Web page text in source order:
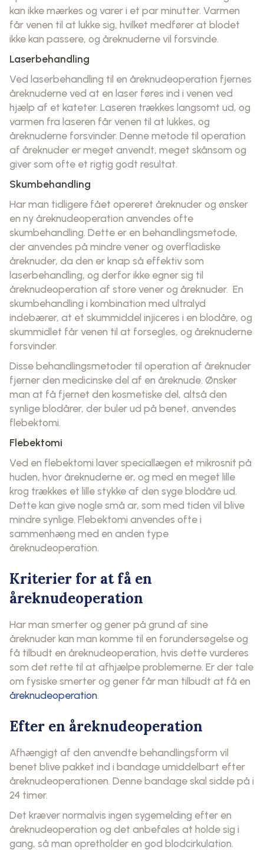
kan ikke mærkes og varer i et par minutter. Varmen
får venen til at lukke sig, hvilket medfører at blodet
ikke kan passere, og åreknuderne vil forsvinde.
Laserbehandling
Ved laserbehandling til en åreknudeoperation fjernes
åreknuderne ved at en laser føres ind i venen ved
hjælp af et kateter. Laseren trækkes langsomt ud, og
varmen fra laseren får venen til at lukkes, og
åreknuderne forsvinder. Denne metode til operation
af åreknuder er meget anvendt, meget skånsom og
giver som ofte et rigtig godt resultat.
Skumbehandling
Har man tidligere fået opereret åreknuder og ønsker
en ny åreknudeoperation anvendes ofte
skumbehandling. Dette er en behandlingsmetode,
der anvendes på mindre vener og overfladiske
åreknuder, da den er knap så effektiv som
laserbehandling, og derfor ikke egner sig til
åreknudeoperation af store vener og åreknuder. En
skumbehandling i kombination med ultralyd
indebærer, at et skummiddel injiceres i en blodåre, og
skummidlet får venen til at forsegles, og åreknuderne
forsvinder.
Disse behandlingsmetoder til operation af åreknuder
fjerner den medicinske del af en åreknude. Ønsker
man at få fjernet den kosmetiske del, altså den
synlige blodårer, der buler ud på benet, anvendes
flebektomi.
Flebektomi
Ved en flebektomi laver speciallægen et mikrosnit på
huden, hvor åreknuderne er, og med en meget lille
krog trækkes et lille stykke af den syge blodåre ud.
Dette kan give nogle små ar, som med tiden vil blive
mindre synlige. Flebektomi anvendes ofte i
sammenhæng med en anden type
åreknudeoperation.
Kriterier for at få en
åreknudeoperation
Har man smerter og gener på grund af sine
åreknuder kan man komme til en forundersøgelse og
få tilbudt en åreknudeoperation, hvis dette vurderes
som det rette til at afhjælpe problemerne. Er der tale
om fysiske smerter og gener får man tilbudt at få en
åreknudeoperation.
Efter en åreknudeoperation
Afhængigt af den anvendte behandlingsform vil
benet blive pakket ind i bandage umiddelbart efter
åreknudeoperationen. Denne bandage skal sidde på i
24 timer.
Det kræver normalvis ingen sygemelding efter en
åreknudeoperation og det anbefales at holde sig i
gang, så man opretholder en god blodcirkulation.